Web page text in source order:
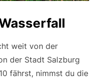
weit von der
der Stadt Salzburg
fährst, nimmst du die